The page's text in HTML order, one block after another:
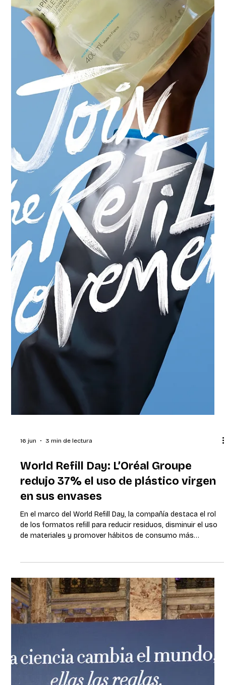
World Refill Day: L’Oréal Groupe
redujo 37% el uso de plástico virgen
en sus envases
En el marco del World Refill Day, la compañía destaca el rol
de los formatos refill para reducir residuos, disminuir el uso
responsables. Montevideo, junio de 2026. En el marco del
promover alternativas de reutilización y reducción de
residuos, L’Oréal Groupe destaca el avance del refill en la
industria de la belleza. Estos sistemas permiten recargar el
contenido de un pr